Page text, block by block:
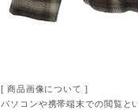
[ 商品画像について ]
パソコンや携帯端末での閲覧と